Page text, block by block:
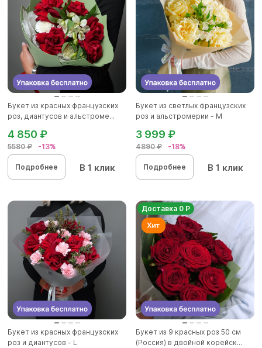
Букет из красных французских
роз, диантусов и альстроме...
5580 ₽ -13%
4 850 ₽
Подробнее В 1 клик
Букет из светлых французских
роз и альстромерии - М
4890 ₽ -18%
3 999 ₽
Подробнее В 1 клик
Букет из красных французских
роз и диантусов - L
Доставка 0 Р
Букет из 9 красных роз 50 см
(Россия) в двойной корейск...